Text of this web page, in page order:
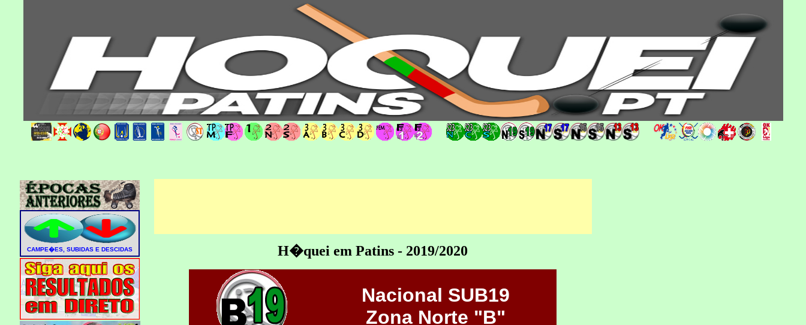
H�quei em Patins - 2019/2020
Nacional SUB19
Zona Norte "B"